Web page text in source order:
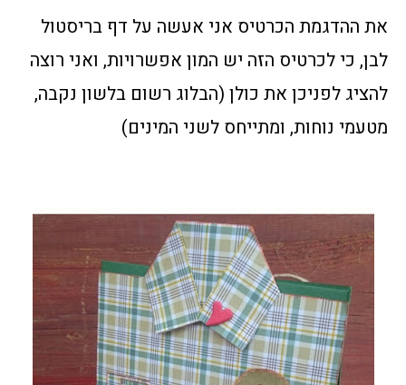
את ההדגמת הכרטיס אני אעשה על דף בריסטול
לבן, כי לכרטיס הזה יש המון אפשרויות, ואני רוצה
להציג לפניכן את כולן (הבלוג רשום בלשון נקבה,
מטעמי נוחות, ומתייחס לשני המינים)